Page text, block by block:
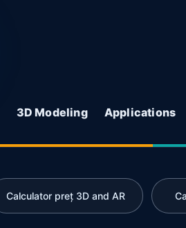
3D Modeling Applications
Calculator preț 3D and AR